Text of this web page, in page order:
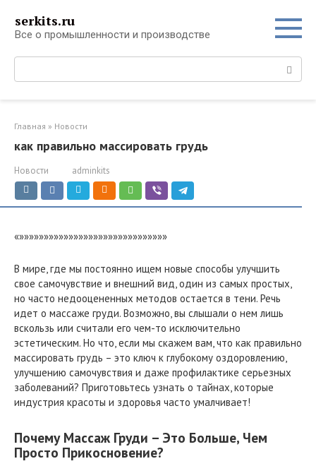
контенту
serkits.ru
Все о промышленности и производстве
Поиск:
Главная » Новости
как правильно массировать грудь
Новости adminkits
«»»»»»»»»»»»»»»»»»»»»»»»»»»»»»»
В мире, где мы постоянно ищем новые способы улучшить
свое самочувствие и внешний вид, один из самых простых,
но часто недооцененных методов остается в тени. Речь
идет о массаже груди. Возможно, вы слышали о нем лишь
вскользь или считали его чем-то исключительно
эстетическим. Но что, если мы скажем вам, что как правильно
массировать грудь – это ключ к глубокому оздоровлению,
улучшению самочувствия и даже профилактике серьезных
заболеваний? Приготовьтесь узнать о тайнах, которые
индустрия красоты и здоровья часто умалчивает!
Почему Массаж Груди – Это Больше, Чем
Просто Прикосновение?